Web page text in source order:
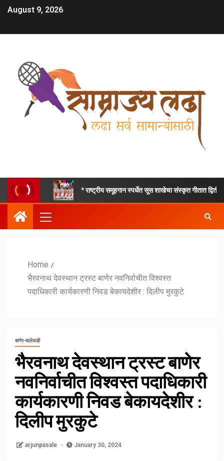
August 9, 2026
* राष्ट्रीय समूहगान स्पर्धेत सूस शाखेचा संस्कृत गीतात द्वितीय, तर हिंदी
Home
भैरवनाथ देवस्थान ट्रस्ट बाणेर नवनिर्वाचीत विश्वस्त
पदाधिकारी कार्यकारणी निवड बेकायदेशीर : दिलीप मुरकुटे
बाणेर-बालेवाडी
भैरवनाथ देवस्थान ट्रस्ट बाणेर
नवनिर्वाचीत विश्वस्त पदाधिकारी
कार्यकारणी निवड बेकायदेशीर :
दिलीप मुरकुटे
arjunpasale January 30, 2024